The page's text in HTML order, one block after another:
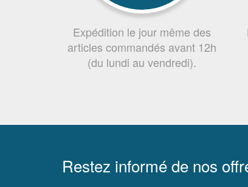
Expédition le jour même des
articles commandés avant 12h
(du lundi au vendredi).
Restez informé de nos